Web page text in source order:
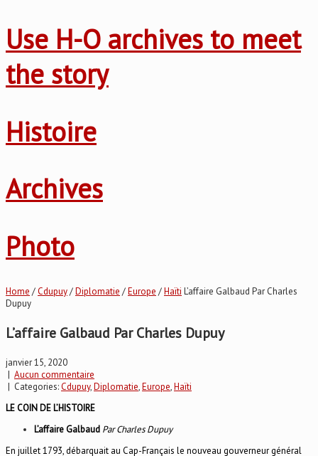
Use H-O archives to meet
the story
Histoire
Archives
Photo
Home /Cdupuy/Diplomatie /Europe /Haïti L’affaire Galbaud Par Charles
Dupuy
L’affaire Galbaud Par Charles Dupuy
janvier 15, 2020
| Aucun commentaire
| Categories:Cdupuy,Diplomatie,Europe,Haïti
LE COIN DE L’HISTOIRE
L’affaire Galbaud Par Charles Dupuy
En juillet 1793, débarquait au Cap-Français le nouveau gouverneur général